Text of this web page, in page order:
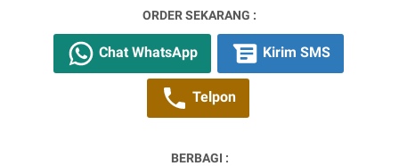
ORDER SEKARANG :
Chat WhatsApp Kirim SMS
Telpon
BERBAGI :